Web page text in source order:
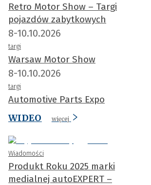
Retro Motor Show – Targi
pojazdów zabytkowych
8-10.10.2026
targi
Warsaw Motor Show
8-10.10.2026
targi
Automotive Parts Expo
WIDEO
więcej
Wiadomości
Produkt Roku 2025 marki
medialnej autoEXPERT –